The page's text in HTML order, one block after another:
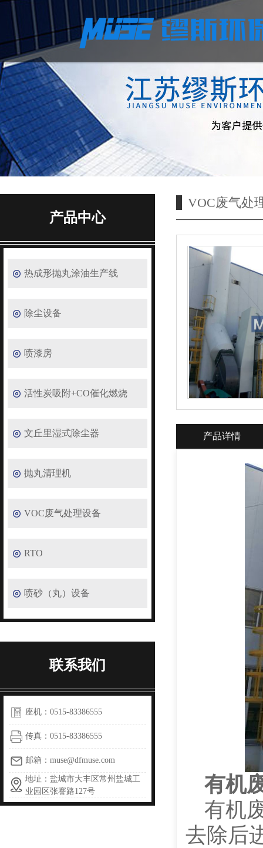
产品中心
热成形抛丸涂油生产线
除尘设备
喷漆房
活性炭吸附+CO催化燃烧
文丘里湿式除尘器
抛丸清理机
VOC废气处理设备
RTO
喷砂（丸）设备
联系我们
座机：0515-83386555
传真：0515-83386555
邮箱：muse@dfmuse.com
地址：盐城市大丰区常州盐城工
业园区张謇路127号
VOC废气处
产品详情
有机
有机
去除后